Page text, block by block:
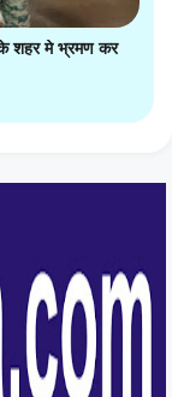
के शहर मे भ्रमण कर